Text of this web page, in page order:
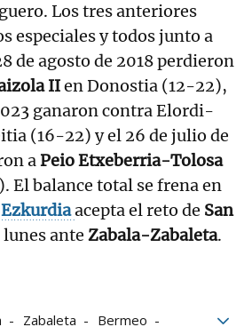
Los tres anteriores
especiales y todos junto a
de agosto de 2018 perdieron
IIen Donostia (12-22),
ganaron contra Elordi-
(16-22) y el 26 de julio de
aPeio Etxeberria-Tolosa
El balance total se frena en
Ezkurdiaacepta el reto de San
lunes ante Zabala-Zabaleta.
Zabaleta
Bermeo